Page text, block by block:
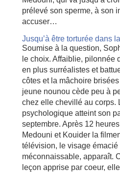
prélevé son sperme, à son
accuser…
Jusqu’à être torturée dans
Soumise à la question,
le choix. Affaiblie, pilonnée
en plus surréalistes et
côtes et la mâchoire
jeune nounou cède peu à
chez elle chevillé au corps.
psychologique atteint son
septembre. Après 12
Medouni et Kouider la
télévision, le visage émacié
méconnaissable, apparaît.
leçon apprise par coeur,